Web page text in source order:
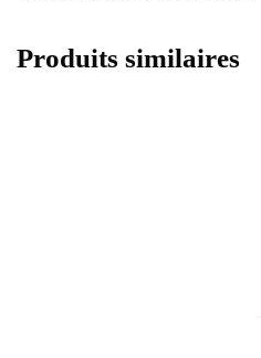
Produits similaires